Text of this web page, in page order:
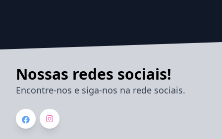
Nossas redes sociais!
Encontre-nos e siga-nos na rede sociais.